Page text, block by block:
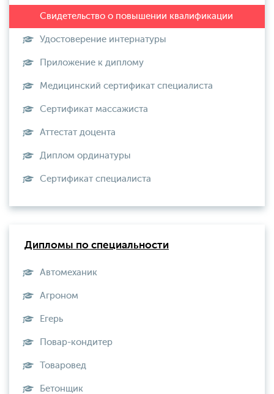
Удостоверение интернатуры
Приложение к диплому
Медицинский сертификат специалиста
Сертификат массажиста
Аттестат доцента
Диплом ординатуры
Сертификат специалиста
Дипломы по специальности
Автомеханик
Агроном
Егерь
Повар-кондитер
Товаровед
Бетонщик